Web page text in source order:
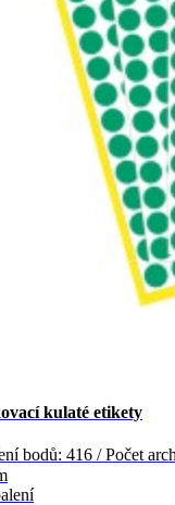
kulaté etikety
bodů: 416 / Počet